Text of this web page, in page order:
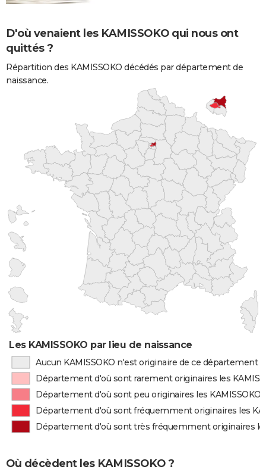
D'où venaient les KAMISSOKO qui nous ont
quittés ?
Répartition des KAMISSOKO décédés par département de
naissance.
Les KAMISSOKO par lieu de naissance
Aucun KAMISSOKO n'est originaire de ce département
Département d'où sont rarement originaires les
Département d'où sont peu originaires les KAMISSOKO
Département d'où sont fréquemment originaires les
Département d'où sont très fréquemment originaires
Où décèdent les KAMISSOKO ?